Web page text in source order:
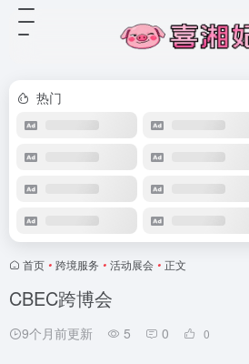
热门
首页 • 跨境服务 • 活动展会 • 正文
CBEC跨博会
9个月前更新 5 0 0